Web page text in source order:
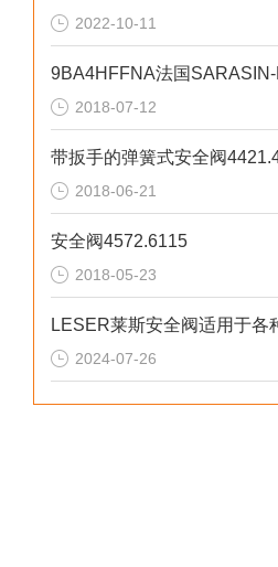
2022-10-11
2018-07-12
带扳手的弹簧式安全阀
2018-06-21
安全阀4572.6115
2018-05-23
2024-07-26